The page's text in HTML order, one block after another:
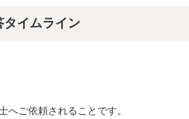
タイムライン
へご依頼されることです。